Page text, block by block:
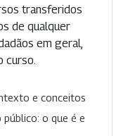
transferidos
de qualquer
em geral,
curso.
e conceitos
o que é e